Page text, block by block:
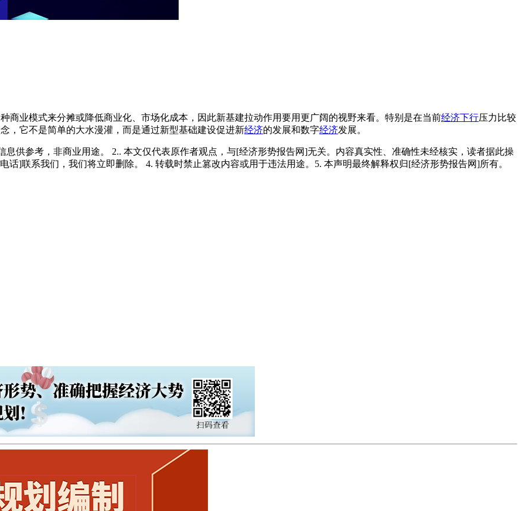
商业模式来分摊或降低商业化、市场化成本，因此新基建拉动作用要用更广阔的视野来看。特别是在当前经济下行压力比较
，它不是简单的大水漫灌，而是通过新型基础建设促进新经济的发展和数字经济发展。
供参考，非商业用途。 2.. 本文仅代表原作者观点，与[经济形势报告网]无关。内容真实性、准确性未经核实，读者据此操
]联系我们，我们将立即删除。 4. 转载时禁止篡改内容或用于违法用途。5. 本声明最终解释权归[经济形势报告网]所有。